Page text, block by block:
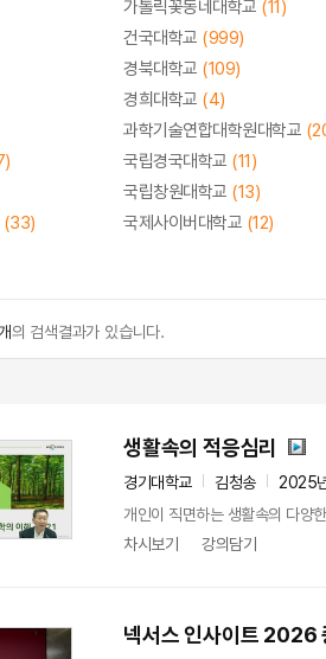
가톨릭꽃동네대학교 (11)
건국대학교 (999)
경북대학교 (109)
경희대학교 (4)
과학기술연합대학원대학교
국립경국대학교 (11)
국립창원대학교 (13)
(33) 국제사이버대학교 (12)
의 검색결과가 있습니다.
생활속의 적응심리
경기대학교 김청송
2025
개인이 직면하는 생활속의 다양
차시보기
강의담기
넥서스 인사이트 2026